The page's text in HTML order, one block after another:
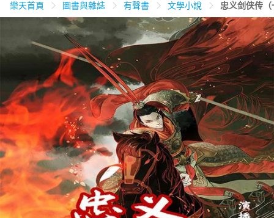
天天免運 美食蛋糕 養生保健 民生用品
居家生活 3C家電 運動休閒 親子玩具
女裝 男裝 化妝保養 情趣用品
日本購物 電子/紙本書
HOT
樂天首頁 圖書與雜誌 有聲書 文學小說 忠义剑侠传